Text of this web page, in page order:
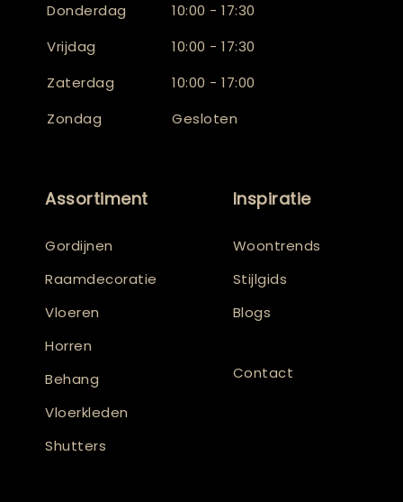
Donderdag
10:00 - 17:30
Vrijdag
10:00 - 17:30
Zaterdag
10:00 - 17:00
Zondag
Gesloten
Assortiment
Gordijnen
Raamdecoratie
Vloeren
Horren
Behang
Vloerkleden
Shutters
Inspiratie
Woontrends
Stijlgids
Blogs
Contact